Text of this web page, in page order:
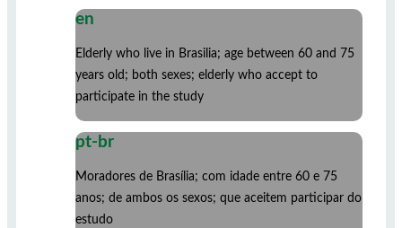
en
Elderly who live in Brasilia; age between 60 and 75
years old; both sexes; elderly who accept to
participate in the study
pt-br
Moradores de Brasília; com idade entre 60 e 75
anos; de ambos os sexos; que aceitem participar do
estudo